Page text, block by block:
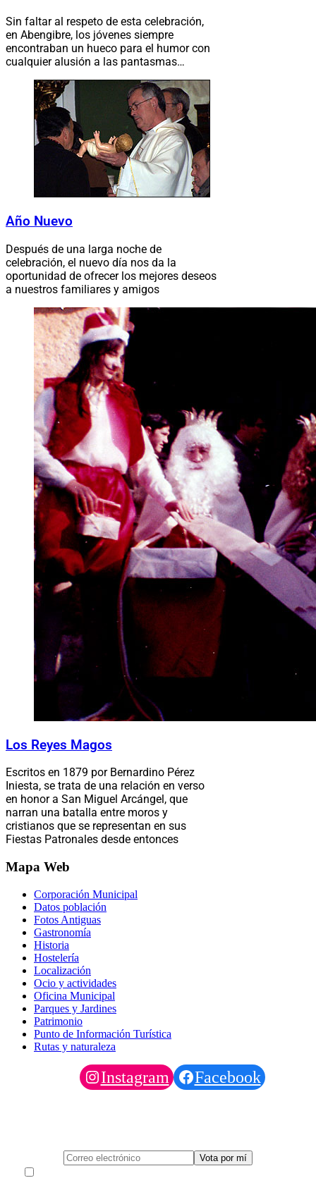
Sin faltar al respeto de esta celebración,
en Abengibre, los jóvenes siempre
encontraban un hueco para el humor con
cualquier alusión a las pantasmas…
Año Nuevo
Después de una larga noche de
celebración, el nuevo día nos da la
oportunidad de ofrecer los mejores deseos
a nuestros familiares y amigos
Los Reyes Magos
Escritos en 1879 por Bernardino Pérez
Iniesta, se trata de una relación en verso
en honor a San Miguel Arcángel, que
narran una batalla entre moros y
cristianos que se representan en sus
Fiestas Patronales desde entonces
Mapa Web
Corporación Municipal
Datos población
Fotos Antiguas
Gastronomía
Historia
Hostelería
Localización
Ocio y actividades
Oficina Municipal
Parques y Jardines
Patrimonio
Punto de Información Turística
Rutas y naturaleza
Instagram Facebook